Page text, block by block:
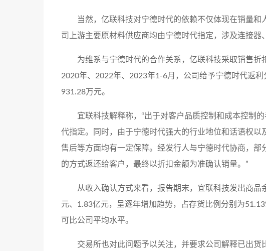
当然，亿联科技对宁德时代的依赖不仅体现在销量和
司上游主要原材料供应商均由宁德时代指定，涉及连接器
为维系与宁德时代的合作关系，亿联科技采取销售折
2020年、2022年、2023年1-6月，公司给予宁德时代返
931.28万元。
宜联科技解释称，“出于对客户品质控制和成本控制
代指定。同时，由于宁德时代强大的行业地位和话语权以
售后等方面均有一定保障。经发行人与宁德时代协商，部
的方式返还给客户，最终以折扣金额为准确认销量。”
从收入确认方式来看，报告期末，宜联科技发出商
元、1.83亿元，呈逐年增加趋势，占存货比例分别为
可比公司平均水平。
交易所也对此问题予以关注，并要求公司解释已出